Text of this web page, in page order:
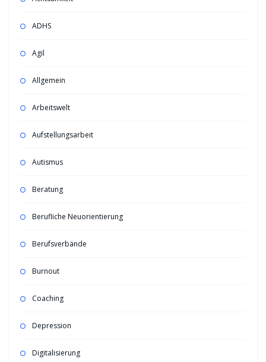
ADHS
Agil
Allgemein
Arbeitswelt
Aufstellungsarbeit
Autismus
Beratung
Berufliche Neuorientierung
Berufsverbände
Burnout
Coaching
Depression
Digitalisierung